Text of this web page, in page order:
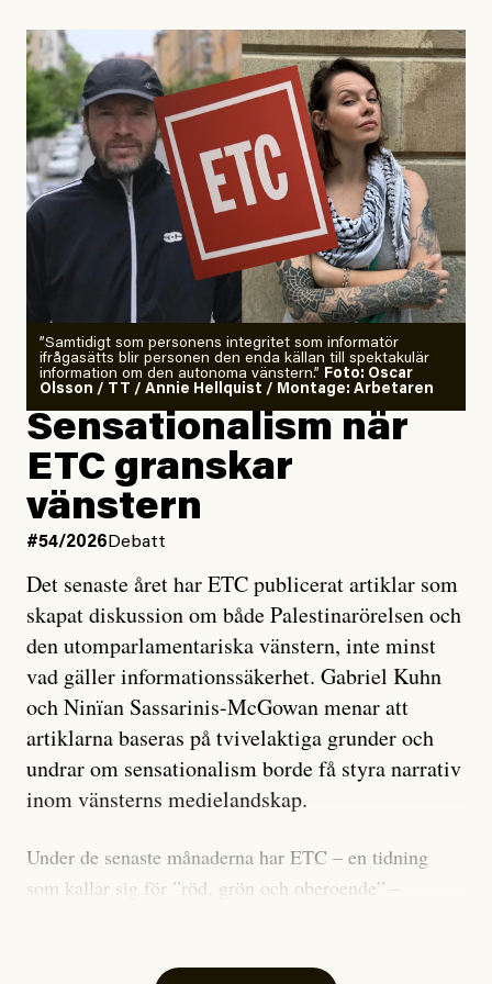
”Samtidigt som personens integritet som informatör
ifrågasätts blir personen den enda källan till spektakulär
information om den autonoma vänstern.” Foto: Oscar
Olsson / TT / Annie Hellquist / Montage: Arbetaren
Sensationalism när
ETC granskar
vänstern
#54/2026 Debatt
Det senaste året har ETC publicerat artiklar som
skapat diskussion om både Palestinarörelsen och
den utomparlamentariska vänstern, inte minst
vad gäller informationssäkerhet. Gabriel Kuhn
och Ninïan Sassarinis-McGowan menar att
artiklarna baseras på tvivelaktiga grunder och
undrar om sensationalism borde få styra narrativ
inom vänsterns medielandskap.
Under de senaste månaderna har ETC – en tidning
som kallar sig för ”röd, grön och oberoende” –